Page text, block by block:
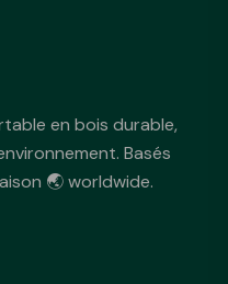
en bois durable,
Basés
🌏 worldwide.